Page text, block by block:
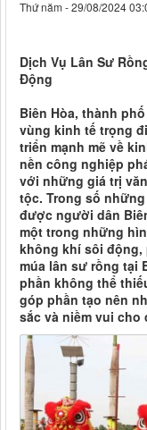
Thứ năm - 29/08/2024
Dịch Vụ Lân Sư
Động
Biên Hòa, thành
vùng kinh tế trọng
triển mạnh mẽ về
nền công nghiệp
với những giá trị
tộc. Trong số
được người dân
một trong những
không khí sôi động,
múa lân sư rồng tại
phần không thể
góp phần tạo nên
sắc và niềm vui cho